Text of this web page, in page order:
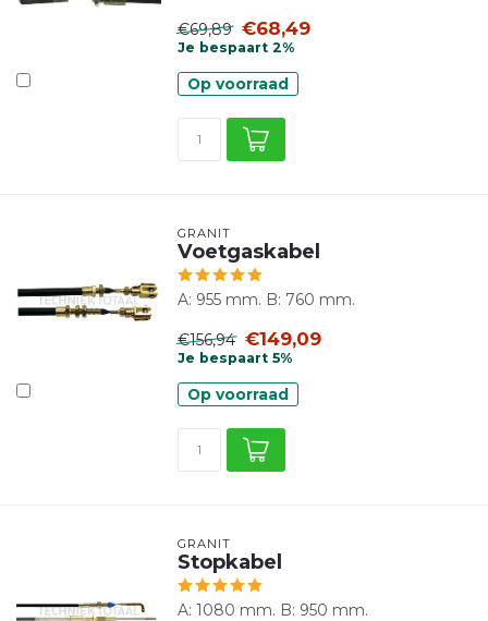
€69,89 €68,49
Je bespaart 2%
Op voorraad
GRANIT
Voetgaskabel
A: 955 mm. B: 760 mm.
€156,94 €149,09
Je bespaart 5%
Op voorraad
GRANIT
Stopkabel
A: 1080 mm. B: 950 mm.